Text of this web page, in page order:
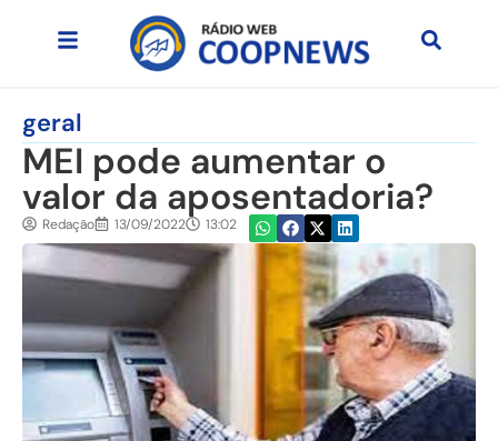
geral
MEI pode aumentar o
valor da aposentadoria?
Redação 13/09/2022 13:02